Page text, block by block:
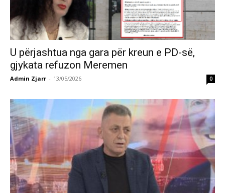
U përjashtua nga gara për kreun e PD-së,
gjykata refuzon Meremen
Admin Zjarr - 13/05/2026 0